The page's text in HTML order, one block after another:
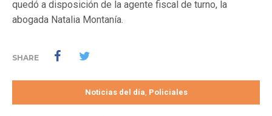
quedó a disposición de la agente fiscal de turno, la
abogada Natalia Montanía.
SHARE
Noticias del día, Policiales